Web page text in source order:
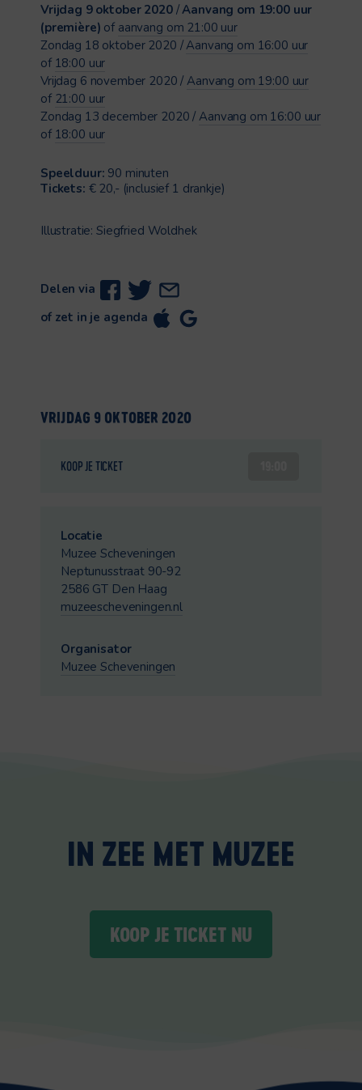
Vrijdag 9 oktober 2020/Aanvang om 19:00 uur
(première) of aanvang om 21:00 uur
Zondag 18 oktober 2020 /Aanvang om 16:00 uur
of 18:00 uur
Vrijdag 6 november 2020 /Aanvang om 19:00 uur
of 21:00 uur
Zondag 13 december 2020 /Aanvang om 16:00 uur
of 18:00 uur
Speelduur: 90 minuten
Tickets: € 20,- (inclusief 1 drankje)
Illustratie: Siegfried Woldhek
Delen via
of zet in je agenda
VRIJDAG 9 OKTOBER 2020
KOOP JE TICKET
Locatie
Muzee Scheveningen
Neptunusstraat 90-92
2586 GT Den Haag
muzeescheveningen.nl
Organisator
Muzee Scheveningen
IN ZEE MET MUZEE
KOOP JE TICKET NU